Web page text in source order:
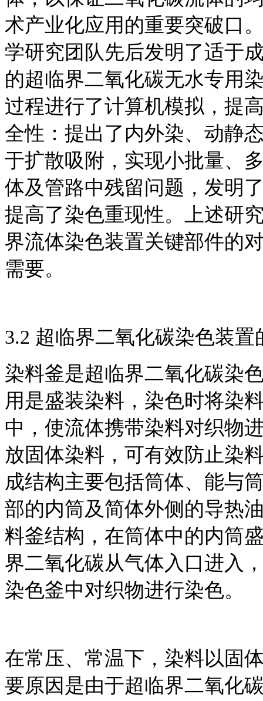
术产业化应用的重要突破口
学研究团队先后发明了适于
的超临界二氧化碳无水专用
过程进行了计算机模拟，提
全性：提出了内外染、动静
于扩散吸附，实现小批量、
体及管路中残留问题，发明
提高了染色重现性。上述研
界流体染色装置关键部件的
需要。
3.2 超临界二氧化碳染色装置
染料釜是超临界二氧化碳染
用是盛装染料，染色时将染
中，使流体携带染料对织物
放固体染料，可有效防止染
成结构主要包括筒体、能与
部的内筒及简体外侧的导热
料釜结构，在筒体中的内筒
界二氧化碳从气体入口进入
染色釜中对织物进行染色。
在常压、常温下，染料以固
要原因是由于超临界二氧化